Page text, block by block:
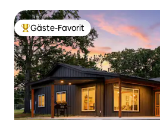
Beliebter Gäste-Favorit.
Gäste-Favorit